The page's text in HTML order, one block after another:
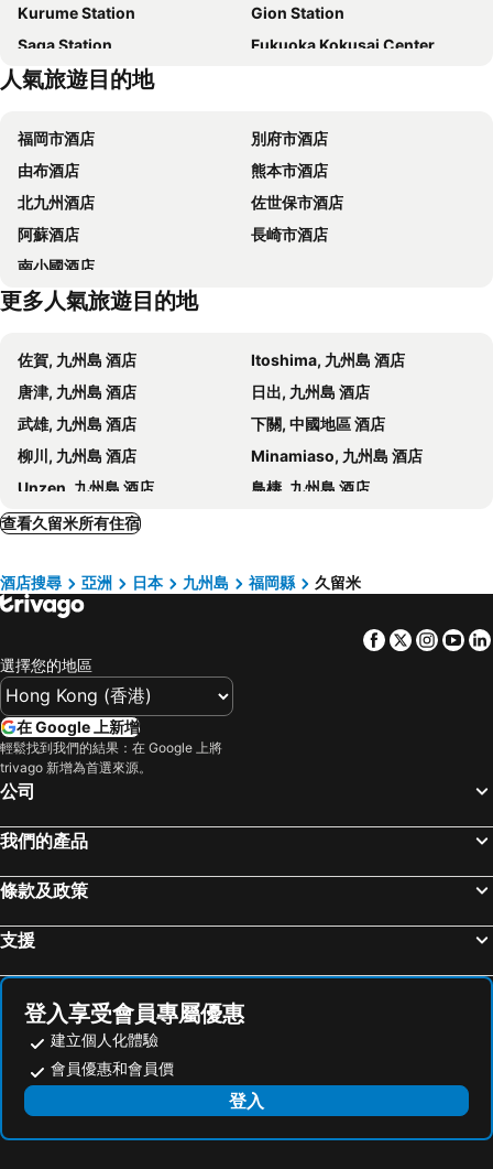
ホテル ブルジュア 久留米 Hotel Bvljua -レジャーホテル-
Hotel Remy (Adult Hotel)
Ennan Hotel
Suikouen Hotel
RITA Yame Fukushima
Hotel Marital Sousei Kurume
Hotel Central Inn
Hotel Silk no Mori (Adult Only)
Purple Hotel Futsukaichi
Ivy Hotel Chikushino
Hotel KAN-RAKU Kurume Station
Hotel Elmont
Hotel Avenue Chikugo
Yame Green Hotel
Yanagawa Business
Kurume Station
Gion Station
Saga Station
Fukuoka Kokusai Center
Hakozaki Station
Yakuin Station
Acros Fukuoka
Tojinmachi Station
Meinohama Station
佐賀機場
Fukuoka Convention Center
Suitengu shrine
Nishitetsu Kurume Station
Kyushu National Museum
Minami Fukuoka Station
Marine Messe Fukuoka
人氣旅遊目的地
福岡市酒店
別府市酒店
由布酒店
熊本市酒店
北九州酒店
佐世保市酒店
阿蘇酒店
長崎市酒店
南小國酒店
更多人氣旅遊目的地
佐賀, 九州島 酒店
Itoshima, 九州島 酒店
唐津, 九州島 酒店
日出, 九州島 酒店
武雄, 九州島 酒店
下關, 中國地區 酒店
柳川, 九州島 酒店
Minamiaso, 九州島 酒店
Unzen, 九州島 酒店
鳥棲, 九州島 酒店
Munakata, 九州島 酒店
Oguni, 九州島 酒店
Chikushino, 九州島 酒店
大宰府, 九州島 酒店
山口縣, 九州島 酒店
福岡市, 九州島 酒店
由布, 九州島 酒店
北九州, 九州島 酒店
大分, 九州島 酒店
大阪, 近畿 酒店
那霸, 沖繩島 酒店
神戶市, 近畿 酒店
查看久留米所有住宿
酒店搜尋 亞洲 日本 九州島 福岡縣 久留米
Facebook
Twitter
選擇您的地區
在 Google 上新增
輕鬆找到我們的結果：在 Google 上將
trivago 新增為首選來源。
公司
我們的產品
條款及政策
支援
登入享受會員專屬優惠
建立個人化體驗
會員優惠和會員價
登入